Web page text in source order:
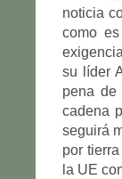
noticia
como
su líder
pena de
cadena
seguirá
por
la UE